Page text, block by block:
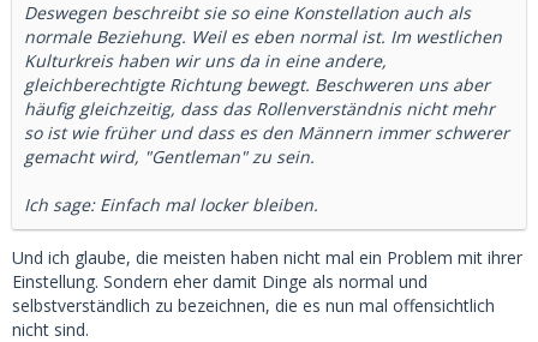
Deswegen beschreibt sie so eine Konstellation auch als
normale Beziehung. Weil es eben normal ist. Im westlichen
Kulturkreis haben wir uns da in eine andere,
gleichberechtigte Richtung bewegt. Beschweren uns aber
häufig gleichzeitig, dass das Rollenverständnis nicht mehr
so ist wie früher und dass es den Männern immer schwerer
gemacht wird, "Gentleman" zu sein.
Ich sage: Einfach mal locker bleiben.
Und ich glaube, die meisten haben nicht mal ein Problem mit ihrer
Einstellung. Sondern eher damit Dinge als normal und
selbstverständlich zu bezeichnen, die es nun mal offensichtlich
nicht sind.